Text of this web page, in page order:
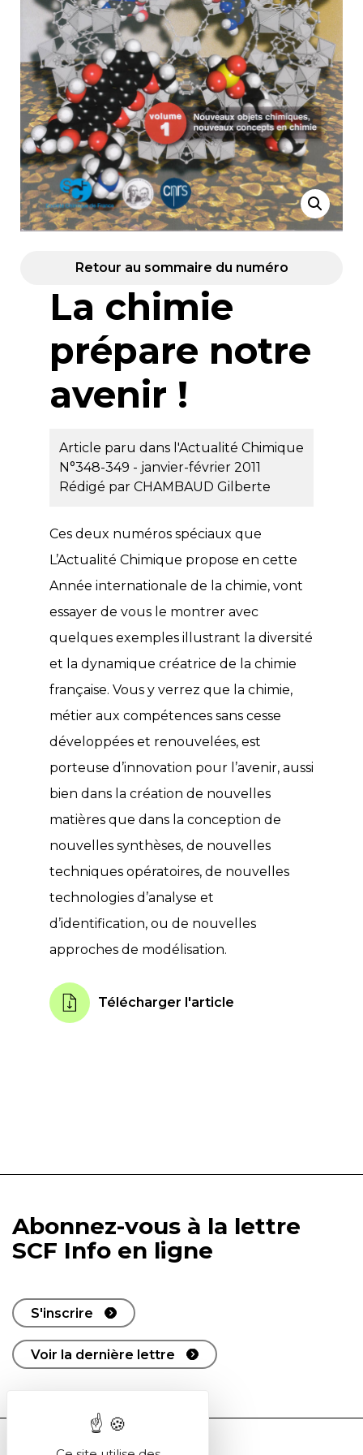
Retour au sommaire du numéro
La chimie
prépare notre
avenir !
Article paru dans l'Actualité Chimique
N°348-349 - janvier-février 2011
Rédigé par CHAMBAUD Gilberte
Ces deux numéros spéciaux que
L’Actualité Chimique propose en cette
Année internationale de la chimie, vont
essayer de vous le montrer avec
quelques exemples illustrant la diversité
et la dynamique créatrice de la chimie
française. Vous y verrez que la chimie,
métier aux compétences sans cesse
développées et renouvelées, est
porteuse d’innovation pour l’avenir, aussi
bien dans la création de nouvelles
matières que dans la conception de
nouvelles synthèses, de nouvelles
techniques opératoires, de nouvelles
technologies d’analyse et
d’identification, ou de nouvelles
approches de modélisation.
Télécharger l'article
Abonnez-vous à la lettre
SCF Info en ligne
S'inscrire
Voir la dernière lettre